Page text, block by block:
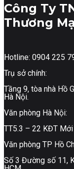
Công Ty
Thương
Hotline: 0904 225
Trụ sở chính:
Tầng 9, tòa nhà Hồ
Hà Nội.
Văn phòng Hà Nội:
TT5.3 – 22 KĐT
Văn phòng TP Hồ
Số 3 Đường số 11,